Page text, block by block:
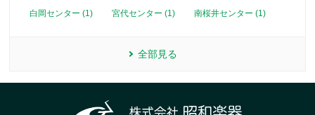
白岡センター (1)
宮代センター (1) 南桜井センター (1)
全部見る